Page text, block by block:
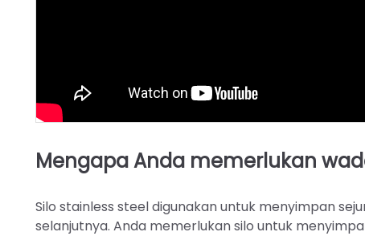
Mengapa Anda memerlukan
Silo stainless steel digunakan untuk menyimpan
selanjutnya. Anda memerlukan silo untuk